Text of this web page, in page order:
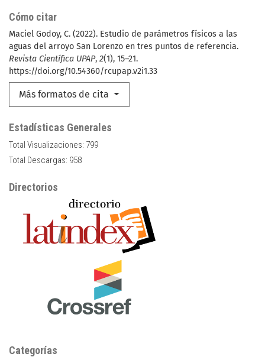
Categorías
Cómo citar
Maciel Godoy, C. (2022). Estudio de parámetros físicos a las
aguas del arroyo San Lorenzo en tres puntos de referencia.
Revista Científica UPAP, 2(1), 15–21.
https://doi.org/10.54360/rcupap.v2i1.33
Más formatos de cita
Estadísticas Generales
Total Visualizaciones: 799
Total Descargas: 958
Directorios